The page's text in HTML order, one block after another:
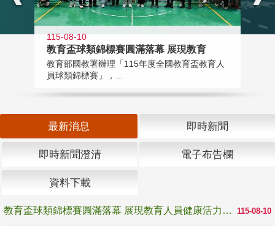
115-08-10
教育盃球類錦標賽圓滿落幕 展現教育
教育部國教署辦理「115年度全國教育盃教育人
員球類錦標賽」，...
最新消息 即時新聞
即時新聞澄清 電子布告欄
資料下載
115-08-10
教育盃球類錦標賽圓滿落幕 展現教育人員健康活力與團隊精神